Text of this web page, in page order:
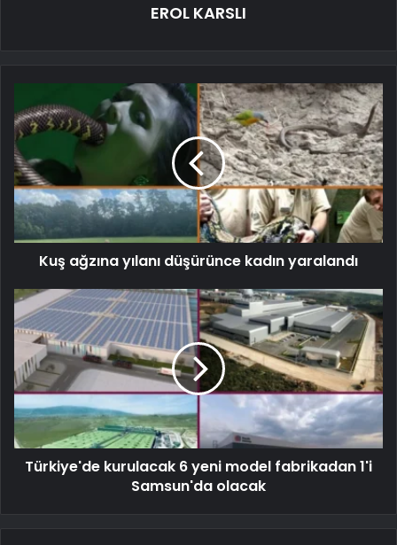
EROL KARSLI
Kuş ağzına yılanı düşürünce kadın yaralandı
Türkiye'de kurulacak 6 yeni model fabrikadan 1'i
Samsun'da olacak